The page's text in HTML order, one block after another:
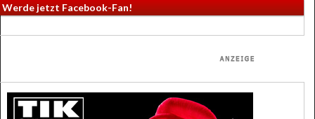
Werde jetzt Facebook-Fan!